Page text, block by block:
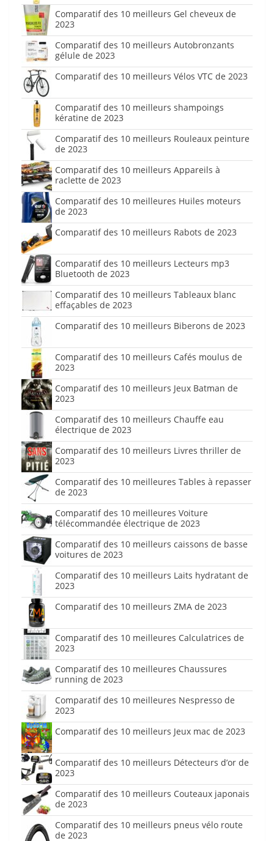
Comparatif des 10 meilleurs Gel cheveux de
2023
Comparatif des 10 meilleurs Autobronzants
gélule de 2023
Comparatif des 10 meilleurs Vélos VTC de 2023
Comparatif des 10 meilleurs shampoings
kératine de 2023
Comparatif des 10 meilleurs Rouleaux peinture
de 2023
Comparatif des 10 meilleurs Appareils à
raclette de 2023
Comparatif des 10 meilleures Huiles moteurs
de 2023
Comparatif des 10 meilleurs Rabots de 2023
Comparatif des 10 meilleurs Lecteurs mp3
Bluetooth de 2023
Comparatif des 10 meilleurs Tableaux blanc
effaçables de 2023
Comparatif des 10 meilleurs Biberons de 2023
Comparatif des 10 meilleurs Cafés moulus de
2023
Comparatif des 10 meilleurs Jeux Batman de
2023
Comparatif des 10 meilleurs Chauffe eau
électrique de 2023
Comparatif des 10 meilleurs Livres thriller de
2023
Comparatif des 10 meilleures Tables à repasser
de 2023
Comparatif des 10 meilleures Voiture
télécommandée électrique de 2023
Comparatif des 10 meilleurs caissons de basse
voitures de 2023
Comparatif des 10 meilleurs Laits hydratant de
2023
Comparatif des 10 meilleurs ZMA de 2023
Comparatif des 10 meilleures Calculatrices de
2023
Comparatif des 10 meilleures Chaussures
running de 2023
Comparatif des 10 meilleures Nespresso de
2023
Comparatif des 10 meilleurs Jeux mac de 2023
Comparatif des 10 meilleurs Détecteurs d’or de
2023
Comparatif des 10 meilleurs Couteaux japonais
de 2023
Comparatif des 10 meilleurs pneus vélo route
de 2023